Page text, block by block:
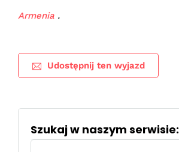
Armenia .
Udostępnij ten wyjazd
Szukaj w naszym serwisie:
Szukaj: